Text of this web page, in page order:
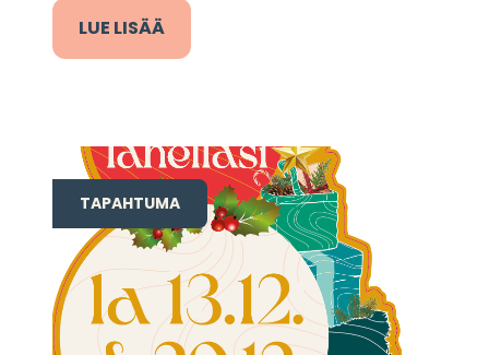
LUE LISÄÄ
TAPAHTUMA